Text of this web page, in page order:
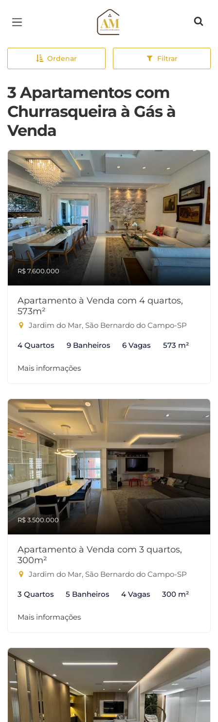
Página inicial
Ordenar Filtrar
3 Apartamentos com
Churrasqueira à Gás à
Venda
R$ 7.600.000
Apartamento à Venda com 4 quartos,
573m²
Jardim do Mar, São Bernardo do Campo-SP
4 Quartos 9 Banheiros 6 Vagas 573 m²
Mais informações
R$ 3.500.000
Apartamento à Venda com 3 quartos,
300m²
Jardim do Mar, São Bernardo do Campo-SP
3 Quartos 5 Banheiros 4 Vagas 300 m²
Mais informações